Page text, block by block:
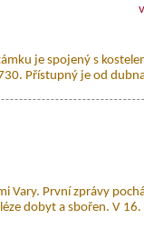
je spojený s
Přístupný je od
Vary. První zprávy
dobyt a sbořen. V